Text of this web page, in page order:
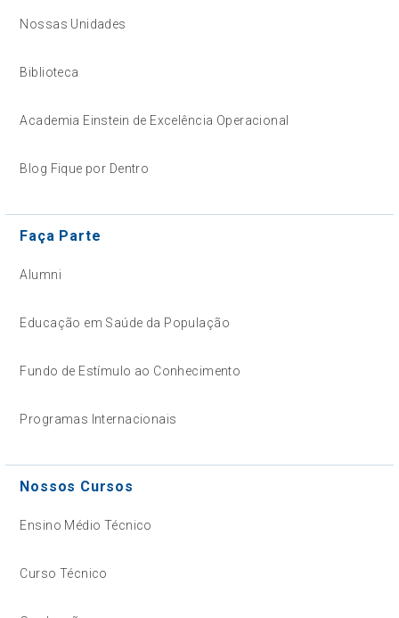
Nossas Unidades
Biblioteca
Academia Einstein de Excelência Operacional
Blog Fique por Dentro
Faça Parte
Alumni
Educação em Saúde da População
Fundo de Estímulo ao Conhecimento
Programas Internacionais
Nossos Cursos
Ensino Médio Técnico
Curso Técnico